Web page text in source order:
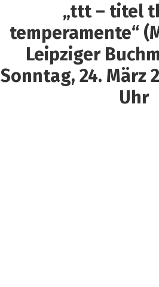
„ttt – titel
temperamente“
Leipziger
Sonntag, 24. März
Uhr